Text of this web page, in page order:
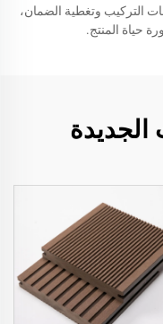
التركيب وتغطية الضمان،
حياة المنتج.
الجديدة